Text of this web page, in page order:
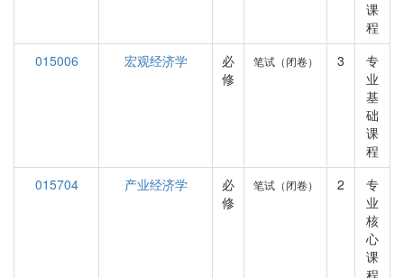
课
程
015006
宏观经济学
必
修
笔试（闭卷） 3
专
业
基
础
课
程
015704
产业经济学
必
修
笔试（闭卷） 2
专
业
核
心
课
程